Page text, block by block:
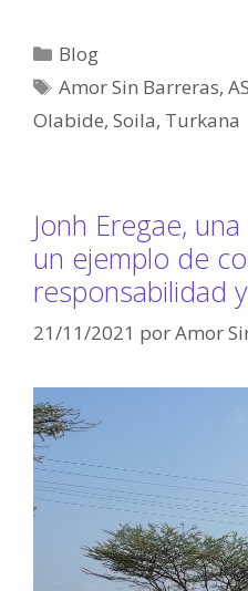
Blog
Amor Sin Barreras,
Olabide, Soila, Turkana
Jonh Eregae,
un ejemplo de
responsabilidad
21/11/2021 porAmor